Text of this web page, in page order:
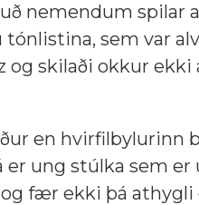
nemendum spilar
sem var
og skilaði okkur
en hvirfilbylurinn
er ung stúlka sem
fær ekki þá